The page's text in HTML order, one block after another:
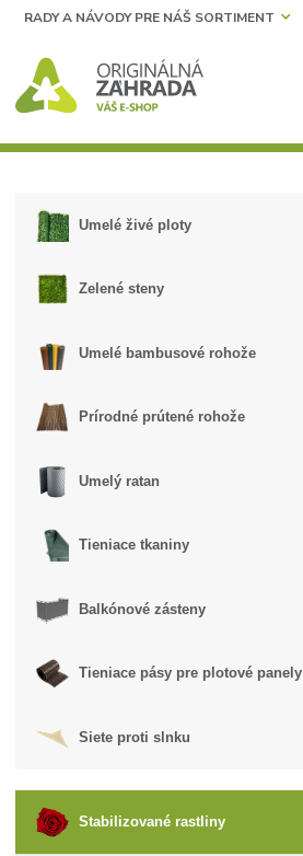
RADY A NÁVODY PRE NÁŠ SORTIMENT
Umelé živé ploty
Zelené steny
Umelé bambusové rohože
Prírodné prútené rohože
Umelý ratan
Tieniace tkaniny
Balkónové zásteny
Tieniace pásy pre plotové panely
Siete proti slnku
Stabilizované rastliny